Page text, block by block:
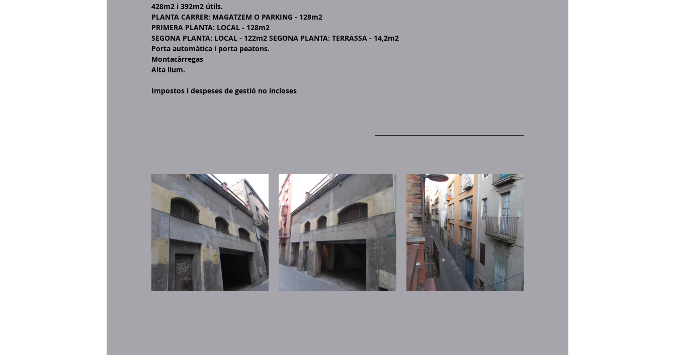
428m2 i 392m2 útils.
PLANTA CARRER: MAGATZEM O PARKING - 128m2
PRIMERA PLANTA: LOCAL - 128m2
SEGONA PLANTA: LOCAL - 122m2 SEGONA PLANTA: TERRASSA - 14,2m2
Porta automàtica i porta peatons.
Montacàrregas
Alta llum.
Impostos i despeses de gestió no incloses